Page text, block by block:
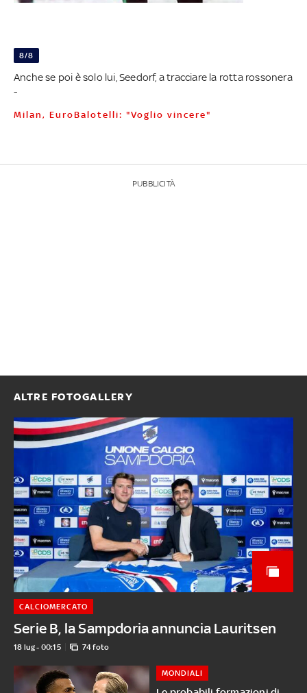
8/8
Anche se poi è solo lui, Seedorf, a tracciare la rotta rossonera
-
Milan, EuroBalotelli: "Voglio vincere"
PUBBLICITÀ
ALTRE FOTOGALLERY
Serie B, la Sampdoria annuncia Lauritsen
CALCIOMERCATO
18 lug - 00:15 74 foto
MONDIALI